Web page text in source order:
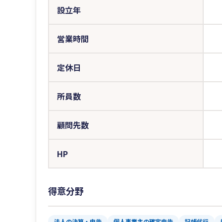
設立年
営業時間
定休日
所員数
顧問先数
HP
得意分野